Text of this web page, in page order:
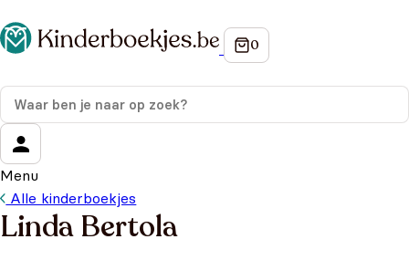
Menu
Alle kinderboekjes
Linda Bertola